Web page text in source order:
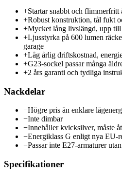
+Startar snabbt och flimmerfritt
+Robust konstruktion, tål fukt
+Mycket lång livslängd, upp
+Ljusstyrka på 600 lumen
garage
+Låg årlig driftskostnad,
+G23-sockel passar många
+2 års garanti och tydliga
Nackdelar
−Högre pris än enklare
−Inte dimbar
−Innehåller kvicksilver, måste
−Energiklass G enligt nya EU-
−Passar inte E27-armaturer
Specifikationer